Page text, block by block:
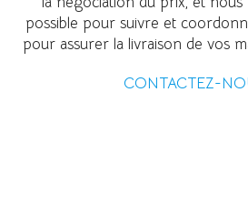
possible pour suivre et
pour assurer la livraison de vos
CONTACTEZ-